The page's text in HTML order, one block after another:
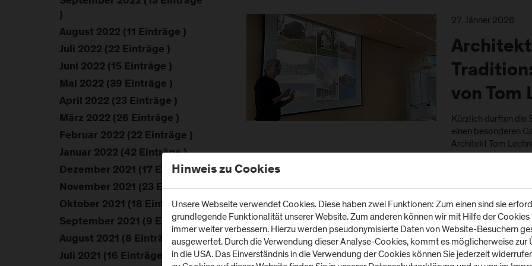
27. Jänner 2026
von Tom
Kürzlich durften die
einen besonderen
Architekt Tom
praxisnahen
Holzbauprojekte
Altenmarkt. Auf
27. Jänner 2026
)
August 2022 (11 Einträge )
Juli 2022 (22 Einträge )
Juni 2022 (15 Einträge )
Mai 2022 (39 Einträge )
April 2022 (23 Einträge )
März 2022 (26 Einträge )
Februar 2022 (22 Einträge )
Januar 2022 (42 Einträge )
Dezember 2021 (17 Einträge )
November 2021 (23 Einträge )
Oktober 2021 (18 Einträge )
September 2021 (9 Einträge )
August 2021 (8 Einträge )
Juli 2021 (16 Einträge )
Hinweis zu Cookies
Unsere Webseite verwendet Cookies. Diese haben zwei Funktionen: Zum einen sind sie
grundlegende Funktionalität unserer Website. Zum anderen können wir mit Hilfe der Cookies
immer weiter verbessern. Hierzu werden pseudonymisierte Daten von Website-Besuchern
ausgewertet. Durch die Verwendung dieser Analyse-Cookies, kommt es möglicherweise
in die USA. Das Einverständnis in die Verwendung der Cookies können Sie jederzeit